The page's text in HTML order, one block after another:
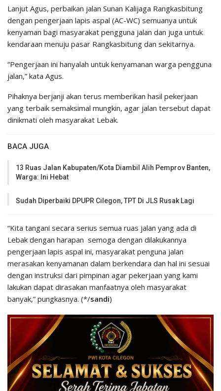
Lanjut Agus, perbaikan jalan Sunan Kalijaga Rangkasbitung
dengan pengerjaan lapis aspal (AC-WC) semuanya untuk
kenyaman bagi masyarakat pengguna jalan dan juga untuk
kendaraan menuju pasar Rangkasbitung dan sekitarnya.
“Pengerjaan ini hanyalah untuk kenyamanan warga pengguna
jalan,” kata Agus.
Pihaknya berjanji akan terus memberikan hasil pekerjaan
yang terbaik semaksimal mungkin, agar jalan tersebut dapat
dinikmati oleh masyarakat Lebak.
BACA JUGA
13 Ruas Jalan Kabupaten/kota Diambil Alih Pemprov Banten,
Warga: Ini Hebat
Sudah Diperbaiki DPUPR Cilegon, TPT Di JLS Rusak Lagi
“Kita tangani secara serius semua ruas jalan yang ada di
Lebak dengan harapan semoga dengan dilakukannya
pengerjaan lapis aspal ini, masyarakat penguna jalan
merasakan kenyamanan dalam berkendara dan hal ini sesuai
dengan instruksi dari pimpinan agar pekerjaan yang kami
lakukan dapat dirasakan manfaatnya oleh masyarakat
banyak,” pungkasnya. (*/sandi)